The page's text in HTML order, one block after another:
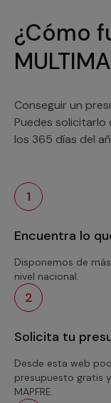
¿Cómo
Conseguir un
Puedes
los 365 días del
1
Encuentra lo
Disponemos de
nivel nacional.
2
Solicita tu
Desde esta web
presupuesto gratis
MAPFRE.